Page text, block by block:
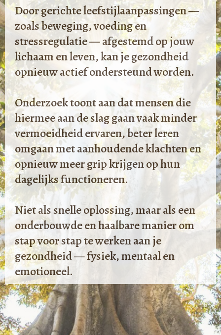
Door gerichte leefstijlaanpassingen —
zoals beweging, voeding en
stressregulatie — afgestemd op jouw
lichaam en leven, kan je gezondheid
opnieuw actief ondersteund worden.
Onderzoek toont aan dat mensen die
hiermee aan de slag gaan vaak minder
vermoeidheid ervaren, beter leren
omgaan met aanhoudende klachten en
opnieuw meer grip krijgen op hun
dagelijks functioneren.
Niet als snelle oplossing, maar als een
onderbouwde en haalbare manier om
stap voor stap te werken aan je
gezondheid — fysiek, mentaal en
emotioneel.